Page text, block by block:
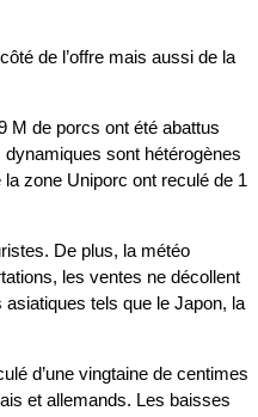
de l’offre mais aussi de la
M de porcs ont été abattus
dynamiques sont hétérogènes
zone Uniporc ont reculé de 1
De plus, la météo
les ventes ne décollent
tels que le Japon, la
d’une vingtaine de centimes
et allemands. Les baisses